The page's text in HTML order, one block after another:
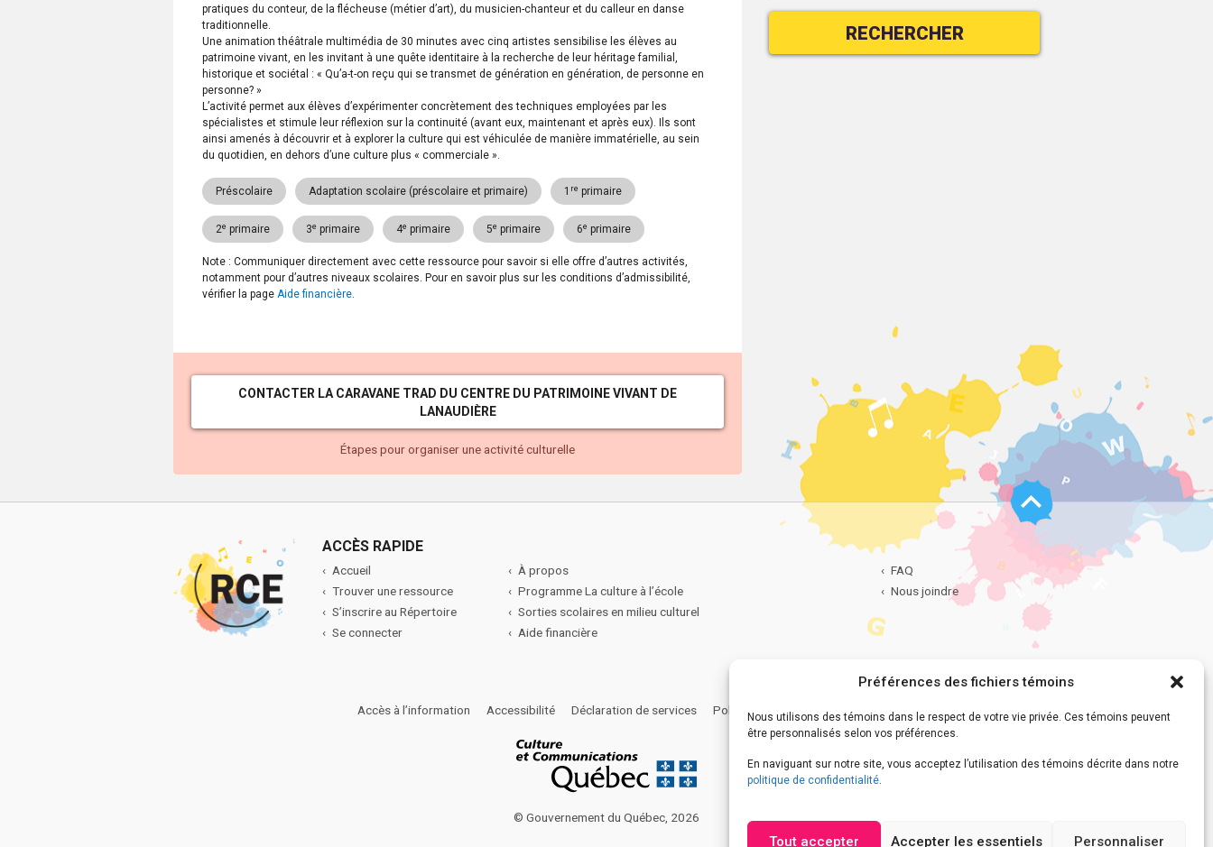
Préférences des fichiers témoins
Nous utilisons des témoins dans le respect de votre vie privée. Ces témoins peuvent
être personnalisés selon vos préférences.
En naviguant sur notre site, vous acceptez l’utilisation des témoins décrite dans notre
politique de confidentialité.
Tout accepter Accepter les essentiels Personnaliser
pratiques du conteur, de la flécheuse (métier d’art), du musicien-chanteur et du calleur en danse
traditionnelle.
Une animation théâtrale multimédia de 30 minutes avec cinq artistes sensibilise les élèves au
patrimoine vivant, en les invitant à une quête identitaire à la recherche de leur héritage familial,
historique et sociétal : « Qu’a-t-on reçu qui se transmet de génération en génération, de personne en
personne? »
L’activité permet aux élèves d’expérimenter concrètement des techniques employées par les
spécialistes et stimule leur réflexion sur la continuité (avant eux, maintenant et après eux). Ils sont
ainsi amenés à découvrir et à explorer la culture qui est véhiculée de manière immatérielle, au sein
du quotidien, en dehors d’une culture plus « commerciale ».
Préscolaire Adaptation scolaire (préscolaire et primaire) 1 re primaire
2e primaire 3e primaire 4e primaire 5e primaire 6e primaire
Note : Communiquer directement avec cette ressource pour savoir si elle offre d’autres activités,
notamment pour d’autres niveaux scolaires. Pour en savoir plus sur les conditions d’admissibilité,
vérifier la page Aide financière.
CONTACTER LA CARAVANE TRAD DU CENTRE DU PATRIMOINE VIVANT DE
LANAUDIÈRE
Étapes pour organiser une activité culturelle
RECHERCHER
Haut
de
ACCÈS RAPIDE
Accueil
Trouver une ressource
S’inscrire au Répertoire
Se connecter
À propos
Programme La culture à l’école
Sorties scolaires en milieu culturel
Aide financière
FAQ
Nous joindre
Accès à l’information Accessibilité Déclaration de services Politique de confidentialité
© Gouvernement du Québec, 2026